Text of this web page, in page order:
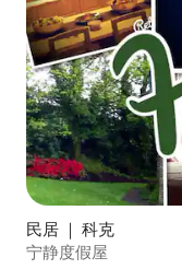
民居 ｜ 科克
宁静度假屋